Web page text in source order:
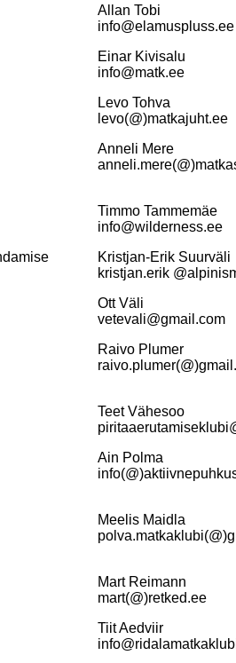
Allan Tobi
info@elamuspluss.ee
Einar Kivisalu
info@matk.ee
Levo Tohva
levo(@)matkajuht.ee
Anneli Mere
Timmo Tammemäe
info@wilderness.ee
Kristjan-Erik Suurväli
kristjan.erik
Ott Väli
vetevali@gmail.com
Raivo Plumer
Teet Vähesoo
Ain Polma
Meelis Maidla
Mart Reimann
mart(@)retked.ee
Tiit Aedviir